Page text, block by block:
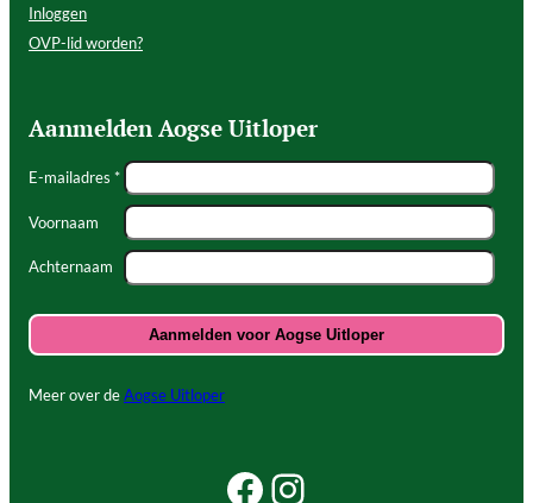
Inloggen
OVP-lid worden?
Aanmelden Aogse Uitloper
E-mailadres *
Voornaam
Achternaam
Meer over deAogse Uitloper
Facebook Beleef Princenhage
Instagram Beleef Princenhage